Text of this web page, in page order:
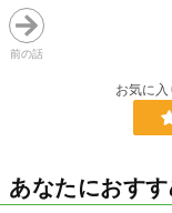
前の話
お気に
あなたにおす